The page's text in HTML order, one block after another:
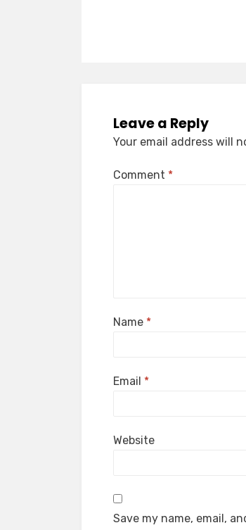
Leave a Reply
Your email address will
Comment *
Name *
Email *
Website
Save my name, email,